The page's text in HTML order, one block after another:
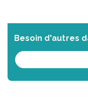
Besoin d'autres